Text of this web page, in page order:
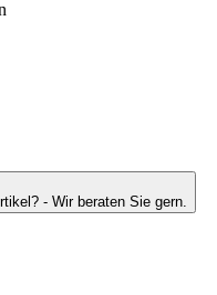
- Wir beraten Sie gern.